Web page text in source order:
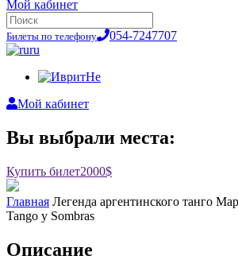
Мой кабинет
Билеты по телефону
054-7247707
ru
He
Мой кабинет
Вы выбрали места:
Купить билет2000$
Главная Легенда аргентинского танго
Tango y Sombras
Описание